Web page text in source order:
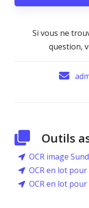
Si vous ne
question,
Outils
OCR image
OCR en lot
OCR en lot